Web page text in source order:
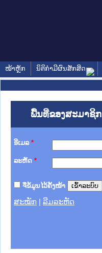
ໜ້າຫຼັກ ນິຕິກໍາມີຜົນສັກສິດ
ພື້ນທີ່ຂອງສະມາຊິກ
ອີເມລ *
ລະຫັດ *
ຈື່ຂໍ້ມູນໄວ້ຄັ້ງໜ້າ
ສະໝັກ ລືມລະຫັດ
ຊາຊົນ ພາກເໜືອ
ການ
ກາງ
ກໃຕ້
ນຕຳຫຼວດປະຊາຊົນ
ສັນຕິບານປະຊາຊົນ
ກເໜືອ
ຊາຊົນ ພາກກາງ